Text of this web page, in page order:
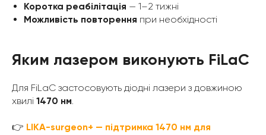
Коротка реабілітація — 1–2 тижні
Можливість повторення при необхідності
Яким лазером виконують FiLaC
Для FiLaC застосовують діодні лазери з довжиною
хвилі 1470 нм.
👉 LIKA-surgeon+ — підтримка 1470 нм для